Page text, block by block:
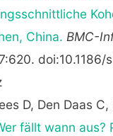
China. BMC-
doi:10.1186/
D, Den Daas
fällt wann aus?